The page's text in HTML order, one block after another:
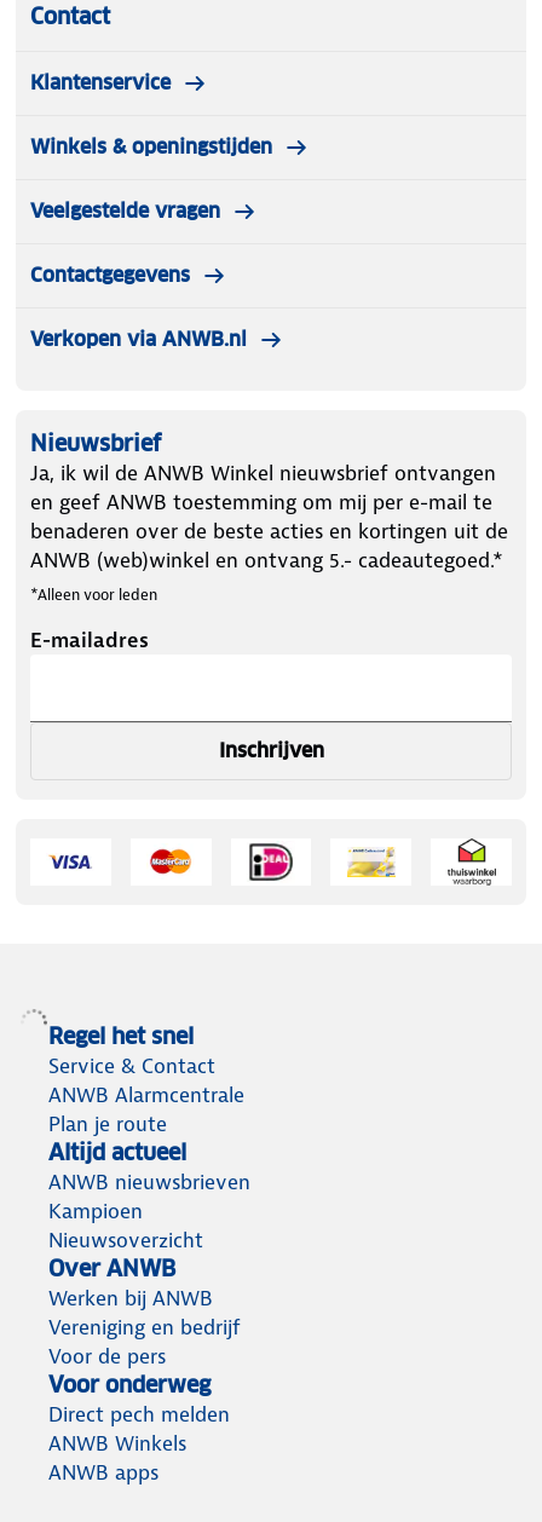
Contact
Klantenservice
Winkels & openingstijden
Veelgestelde vragen
Contactgegevens
Verkopen via ANWB.nl
Nieuwsbrief
Ja, ik wil de ANWB Winkel nieuwsbrief ontvangen
en geef ANWB toestemming om mij per e-mail te
benaderen over de beste acties en kortingen uit de
ANWB (web)winkel en ontvang 5.- cadeautegoed.*
*Alleen voor leden
E-mailadres
Inschrijven
Regel het snel
Service & Contact
ANWB Alarmcentrale
Plan je route
Altijd actueel
ANWB nieuwsbrieven
Kampioen
Nieuwsoverzicht
Over ANWB
Werken bij ANWB
Vereniging en bedrijf
Voor de pers
Voor onderweg
Direct pech melden
ANWB Winkels
ANWB apps